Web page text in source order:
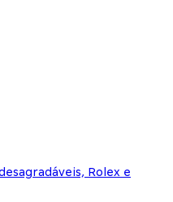
Rolex e